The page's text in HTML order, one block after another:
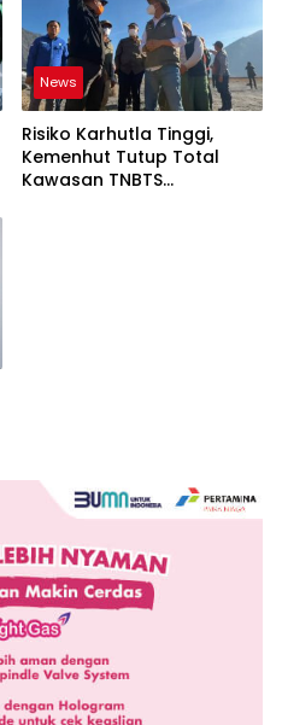
News
Risiko Karhutla Tinggi,
Kemenhut Tutup Total
Kawasan TNBTS